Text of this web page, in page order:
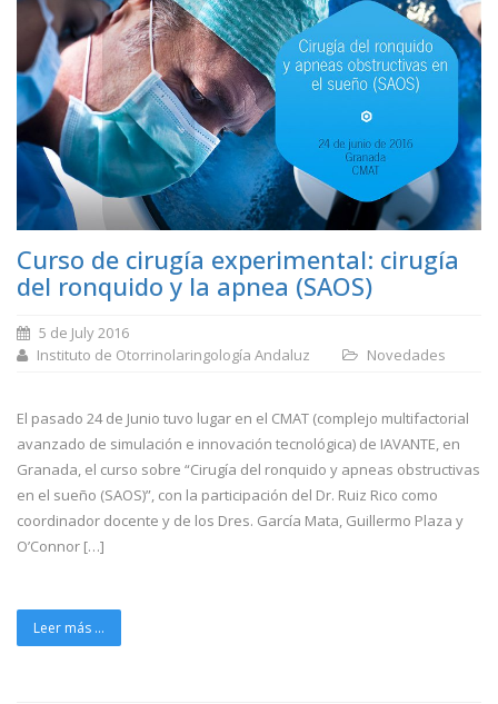
Curso de cirugía experimental: cirugía
del ronquido y la apnea (SAOS)
5 de July 2016
Instituto de Otorrinolaringología Andaluz
Novedades
El pasado 24 de Junio tuvo lugar en el CMAT (complejo multifactorial
avanzado de simulación e innovación tecnológica) de IAVANTE, en
Granada, el curso sobre “Cirugía del ronquido y apneas obstructivas
en el sueño (SAOS)”, con la participación del Dr. Ruiz Rico como
coordinador docente y de los Dres. García Mata, Guillermo Plaza y
O’Connor […]
Leer más ...